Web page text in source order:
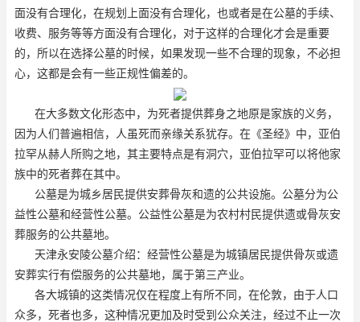
面没有合理化，在规划上面没有合理化，也或者是在公墓的手续、
收费、服务等等方面没有合理化，对于这样的合理化才会是重要
的，所以在选择公墓的时候，如果发现一些不合理的现象，不必担
心，这都是会有一些正规性偏差的。
在大多数文化形态中，为死者提供葬身之地原是家族的义务，
因为人们普遍相信，人虽死而亲缘关系犹存。在《圣经》中，亚伯
拉罕从赫人所购之地，其主要特点是有洞穴，亚伯拉罕可以将他家
族中的死者葬在其中。
公墓是为城乡居民提供安葬骨灰和遗的公共设施。公墓分为公
益性公墓和经营性公墓。公益性公墓是为农村村民提供遗或骨灰安
葬服务的公共墓地。
天津永安陵公墓介绍：经营性公墓是为城镇居民提供骨灰或遗
安葬实行有偿服务的公共墓地，属于第三产业。
各大城镇的这类情况仅在程度上有所不同，在伦敦，由于人口
众多，死者也多，这种情况更加及时受到公众关注，经过不止一次